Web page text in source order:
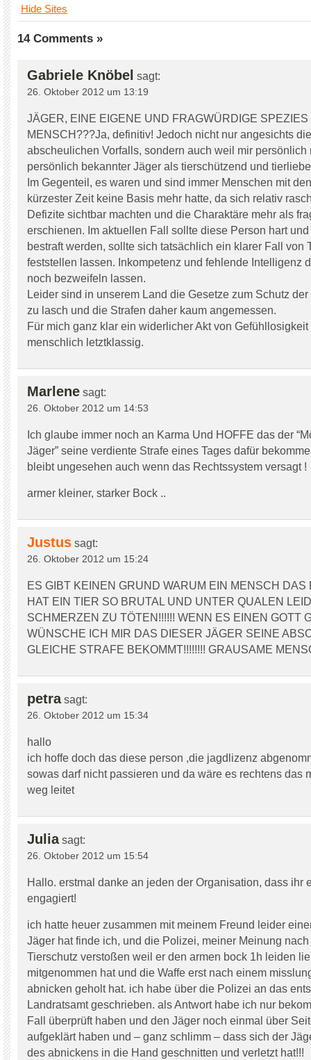
Hide Sites
14 Comments »
Gabriele Knöbel sagt:
26. Oktober 2012 um 13:19
JÄGER, EINE EIGENE UND FRAGWÜRDIGE SPEZIES
MENSCH???Ja, definitiv! Jedoch nicht nur angesichts
abscheulichen Vorfalls, sondern auch weil mir persönlich
persönlich bekannter Jäger als tierschützend und
Im Gegenteil, es waren und sind immer Menschen mit
kürzester Zeit keine Basis mehr hatte, da sich relativ
Defizite sichtbar machten und die Charaktäre mehr als
erschienen. Im aktuellen Fall sollte diese Person hart
bestraft werden, sollte sich tatsächlich ein klarer Fall von
feststellen lassen. Inkompetenz und fehlende Intelligenz
noch bezweifeln lassen.
Leider sind in unserem Land die Gesetze zum Schutz
zu lasch und die Strafen daher kaum angemessen.
Für mich ganz klar ein widerlicher Akt von
menschlich letztklassig.
Marlene sagt:
26. Oktober 2012 um 14:53
Ich glaube immer noch an Karma Und HOFFE das der
Jäger” seine verdiente Strafe eines Tages dafür
bleibt ungesehen auch wenn das Rechtssystem versagt !
armer kleiner, starker Bock ..
Justus sagt:
26. Oktober 2012 um 15:24
ES GIBT KEINEN GRUND WARUM EIN MENSCH DAS
HAT EIN TIER SO BRUTAL UND UNTER QUALEN
SCHMERZEN ZU TÖTEN!!!!!! WENN ES EINEN GOTT
WÜNSCHE ICH MIR DAS DIESER JÄGER SEINE
GLEICHE STRAFE BEKOMMT!!!!!!!! GRAUSAME
petra sagt:
26. Oktober 2012 um 15:34
hallo
ich hoffe doch das diese person ,die jagdlizenz
sowas darf nicht passieren und da wäre es rechtens das
weg leitet
Julia sagt:
26. Oktober 2012 um 15:54
Hallo. erstmal danke an jeden der Organisation, dass ihr
engagiert!
ich hatte heuer zusammen mit meinem Freund leider
Jäger hat finde ich, und die Polizei, meiner Meinung
Tierschutz verstoßen weil er den armen bock 1h leiden
mitgenommen hat und die Waffe erst nach einem
abnicken geholt hat. ich habe über die Polizei an das
Landratsamt geschrieben. als Antwort habe ich nur
Fall überprüft haben und den Jäger noch einmal über
aufgeklärt haben und – ganz schlimm – dass sich der
des abnickens in die Hand geschnitten und verletzt hat!!!